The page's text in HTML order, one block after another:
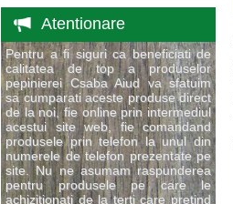
Atentionare
Pentru a fi siguri ca beneficiati de
calitatea de top a produselor
pepinierei Csaba Aiud va sfatuim
sa cumparati aceste produse direct
de la noi, fie online prin intermediul
acestui site web, fie comandand
produsele prin telefon la unul din
numerele de telefon prezentate pe
site. Nu ne asumam raspunderea
pentru produsele pe care le
achizitionati de la terti care pretind